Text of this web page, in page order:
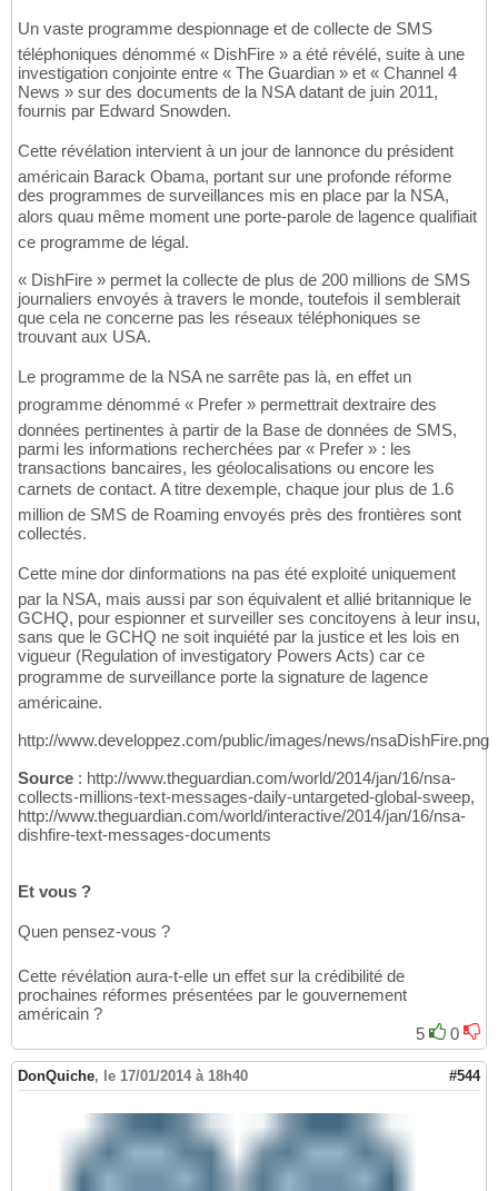
Un vaste programme despionnage et de collecte de SMS
téléphoniques dénommé « DishFire » a été révélé, suite à une
investigation conjointe entre « The Guardian » et « Channel 4
News » sur des documents de la NSA datant de juin 2011,
fournis par Edward Snowden.
Cette révélation intervient à un jour de lannonce du président
américain Barack Obama, portant sur une profonde réforme
des programmes de surveillances mis en place par la NSA,
alors quau même moment une porte-parole de lagence qualifiait
ce programme de légal.
« DishFire » permet la collecte de plus de 200 millions de SMS
journaliers envoyés à travers le monde, toutefois il semblerait
que cela ne concerne pas les réseaux téléphoniques se
trouvant aux USA.
Le programme de la NSA ne sarrête pas là, en effet un
programme dénommé « Prefer » permettrait dextraire des
données pertinentes à partir de la Base de données de SMS,
parmi les informations recherchées par « Prefer » : les
transactions bancaires, les géolocalisations ou encore les
carnets de contact. A titre dexemple, chaque jour plus de 1.6
million de SMS de Roaming envoyés près des frontières sont
collectés.
Cette mine dor dinformations na pas été exploité uniquement
par la NSA, mais aussi par son équivalent et allié britannique le
GCHQ, pour espionner et surveiller ses concitoyens à leur insu,
sans que le GCHQ ne soit inquiété par la justice et les lois en
vigueur (Regulation of investigatory Powers Acts) car ce
programme de surveillance porte la signature de lagence
américaine.
http://www.developpez.com/public/images/news/nsaDishFire.png
Source : http://www.theguardian.com/world/2014/jan/16/nsa-
collects-millions-text-messages-daily-untargeted-global-sweep,
http://www.theguardian.com/world/interactive/2014/jan/16/nsa-
dishfire-text-messages-documents
Et vous ?
Quen pensez-vous ?
Cette révélation aura-t-elle un effet sur la crédibilité de
prochaines réformes présentées par le gouvernement
américain ?
5
0
DonQuiche, le 17/01/2014 à 18h40 #544